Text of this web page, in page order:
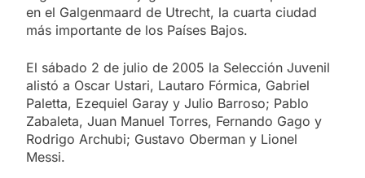
en el Galgenmaard de Utrecht, la cuarta ciudad
más importante de los Países Bajos.
El sábado 2 de julio de 2005 la Selección Juvenil
alistó a Oscar Ustari, Lautaro Fórmica, Gabriel
Paletta, Ezequiel Garay y Julio Barroso; Pablo
Zabaleta, Juan Manuel Torres, Fernando Gago y
Rodrigo Archubi; Gustavo Oberman y Lionel
Messi.